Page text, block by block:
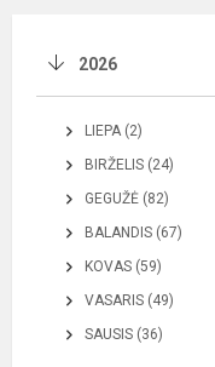
2026
LIEPA (2)
BIRŽELIS (24)
GEGUŽĖ (82)
BALANDIS (67)
KOVAS (59)
VASARIS (49)
SAUSIS (36)